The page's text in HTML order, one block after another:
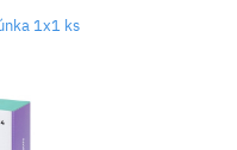
1x1 ks